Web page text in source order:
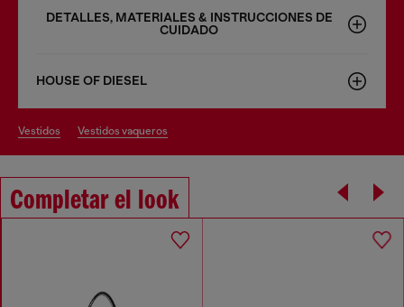
DETALLES, MATERIALES & INSTRUCCIONES DE
CUIDADO
HOUSE OF DIESEL
vestidos vestidos vaqueros
Completar el look